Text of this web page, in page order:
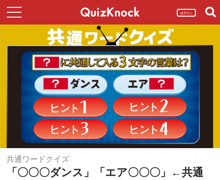
ログイン
共通ワードクイズ
「〇〇〇ダンス」「エア〇〇〇」←共通